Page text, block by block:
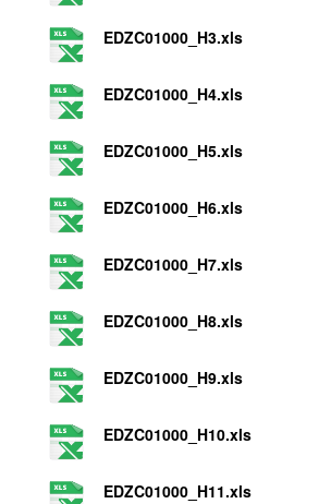
EDZC01000_H3.xls
EDZC01000_H4.xls
EDZC01000_H5.xls
EDZC01000_H6.xls
EDZC01000_H7.xls
EDZC01000_H8.xls
EDZC01000_H9.xls
EDZC01000_H10.xls
EDZC01000_H11.xls